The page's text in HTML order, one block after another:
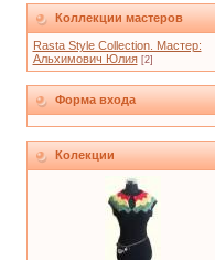
Коллекции мастеров
Rasta Style Collection. Мастер:
Альхимович Юлия [2]
Форма входа
Колекции